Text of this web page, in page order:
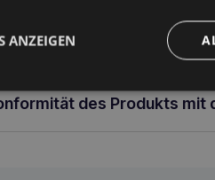
des Produkts
ANZEIGEN